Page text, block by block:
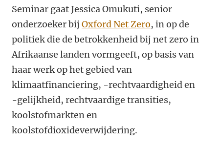
Seminar gaat Jessica Omukuti, senior
onderzoeker bij Oxford Net Zero, in op de
politiek die de betrokkenheid bij net zero in
Afrikaanse landen vormgeeft, op basis van
haar werk op het gebied van
klimaatfinanciering, -rechtvaardigheid en
-gelijkheid, rechtvaardige transities,
koolstofmarkten en
koolstofdioxideverwijdering.